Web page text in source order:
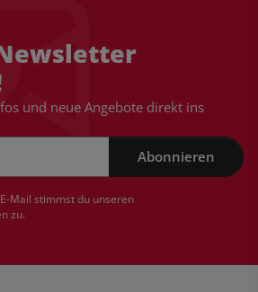
und neue Angebote direkt ins
Abonnieren
Mail stimmst du unseren
zu.